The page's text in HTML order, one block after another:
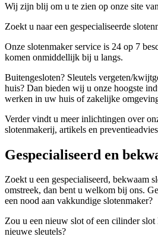
Wij zijn blij om u te zien op onze site
Zoekt u naar een gespecialiseerde
Onze slotenmaker service is 24 op 7
komen onmiddellijk bij u langs.
Buitengesloten? Sleutels vergeten/
huis? Dan bieden wij u onze hoogste
werken in uw huis of zakelijke
Verder vindt u meer inlichtingen over
slotenmakerij, artikels en
Gespecialiseerd en
Zoekt u een gespecialiseerd, bekwaam
omstreek, dan bent u welkom bij ons.
een nood aan vakkundige slotenmaker?
Zou u een nieuw slot of een cilinder slot
nieuwe sleutels?